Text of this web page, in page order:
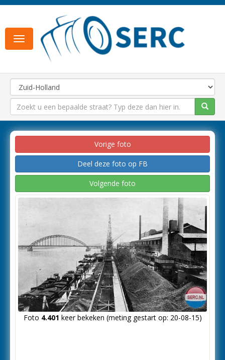
Toggle
navigation
Vorige foto
Deel deze foto op FB
Volgende foto
Foto 4.401 keer bekeken (meting gestart op: 20-08-15)